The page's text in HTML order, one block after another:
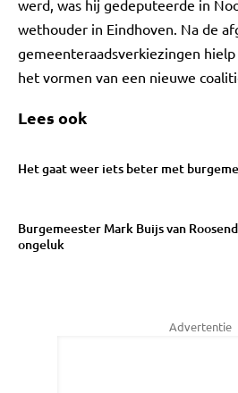
werd, was hij gedeputeerde in
wethouder in Eindhoven. Na de
gemeenteraadsverkiezingen
het vormen van een nieuwe
Lees ook
Het gaat weer iets beter met
Burgemeester Mark Buijs van
ongeluk
Advertentie